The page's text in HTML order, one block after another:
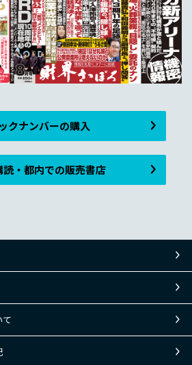
クナンバーの購入
読・都内での販売書店